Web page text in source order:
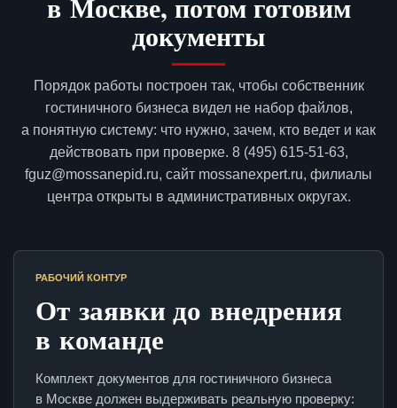
документы
Порядок работы построен так, чтобы собственник
гостиничного бизнеса видел не набор файлов,
а понятную систему: что нужно, зачем, кто ведет и как
действовать при проверке. 8 (495) 615-51-63,
fguz@mossanepid.ru, сайт mossanexpert.ru, филиалы
центра открыты в административных округах.
РАБОЧИЙ КОНТУР
От заявки до внедрения
в команде
Комплект документов для гостиничного бизнеса
в Москве должен выдерживать реальную проверку: